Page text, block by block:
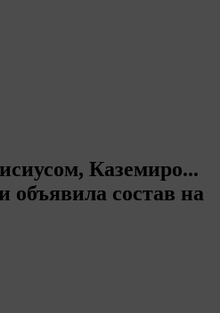
Каземиро...
объявила состав на